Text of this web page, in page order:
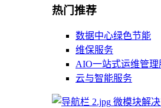
热门推荐
数据中心绿色节能
维保服务
AIO一站式运维管理
云与智能服务
微模块解